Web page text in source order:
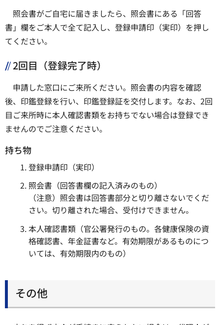
照会書がご自宅に届きましたら、照会書にある「回答
書」欄をご本人で全て記入し、登録申請印（実印）を押し
てください。
2回目（登録完了時）
申請した窓口にご来所ください。照会書の内容を確認
後、印鑑登録を行い、印鑑登録証を交付します。なお、2回
目ご来所時に本人確認書類をお持ちでない場合は登録でき
ませんのでご注意ください。
持ち物
登録申請印（実印）
照会書（回答書欄の記入済みのもの）
（注意）照会書は回答書部分と切り離さないでくだ
さい。切り離された場合、受付けできません。
本人確認書類（官公署発行のもの。各健康保険の資
格確認書、年金証書など。有効期限があるものにつ
いては、有効期限内のもの）
その他